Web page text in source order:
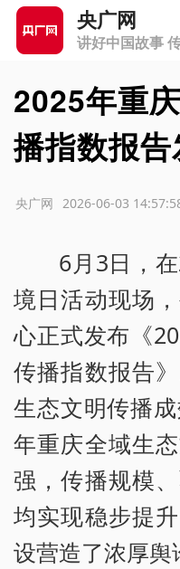
央广网
讲好中国故事
2025年重
播指数报
2026-06-03
央广网
6月3日，
境日活动现场
心正式发布《
传播指数报告
生态文明传播
年重庆全域生
强，传播规模
均实现稳步提
设营造了浓厚舆